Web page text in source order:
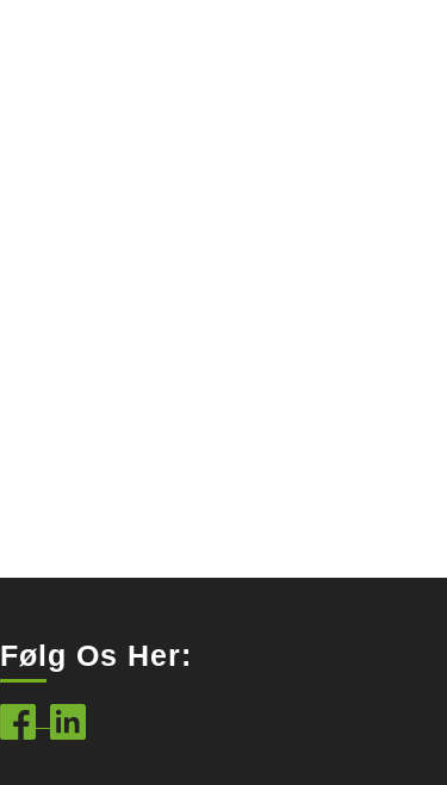
Følg Os Her: